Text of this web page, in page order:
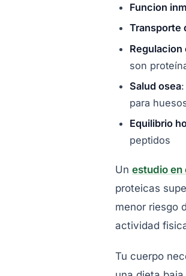
Funcion
Transporte
son
Salud osea
para
Equilibrio
peptidos
Un estudio en
proteicas
menor riesgo
actividad
Tu cuerpo